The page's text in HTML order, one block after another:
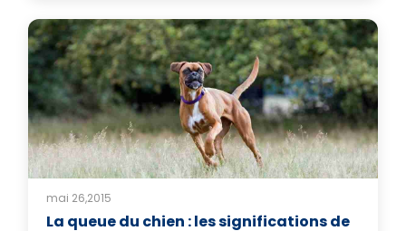
mai 26,2015
La queue du chien : les significations de